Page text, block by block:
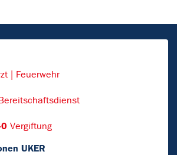
| Feuerwehr
Vergiftung
UKER